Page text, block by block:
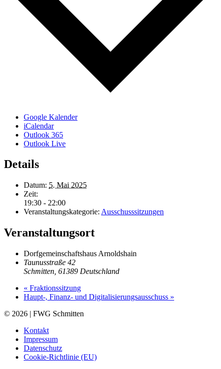
Google Kalender
iCalendar
Outlook 365
Outlook Live
Details
Datum: 5. Mai 2025
Zeit:
19:30 - 22:00
Veranstaltungskategorie: Ausschusssitzungen
Veranstaltungsort
Dorfgemeinschaftshaus Arnoldshain
Taunusstraße 42
Schmitten 61389 Deutschland
« Fraktionssitzung
Haupt-, Finanz- und Digitalisierungsausschuss »
© 2026 | FWG Schmitten
Kontakt
Impressum
Datenschutz
Cookie-Richtlinie (EU)